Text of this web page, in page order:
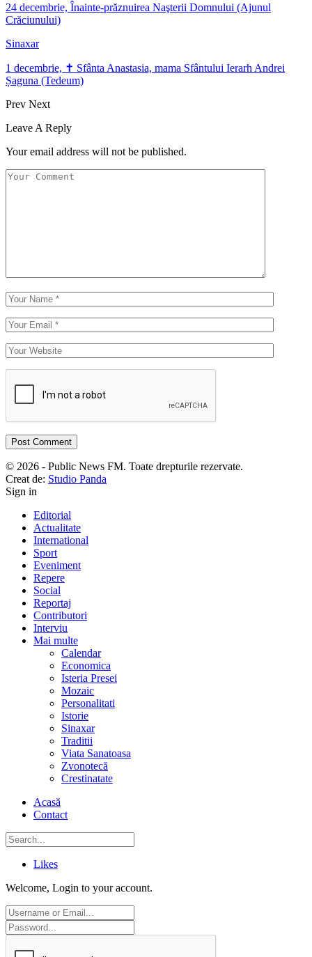
24 decembrie, Înainte-prăznuirea Naşterii Domnului (Ajunul
Crăciunului)
Sinaxar
1 decembrie, ✝ Sfânta Anastasia, mama Sfântului Ierarh Andrei
Șaguna (Tedeum)
Prev Next
Leave A Reply
Your email address will not be published.
© 2026 - Public News FM. Toate drepturile rezervate.
Creat de: Studio Panda
Sign in
Editorial
Actualitate
International
Sport
Eveniment
Repere
Social
Reportaj
Contributori
Interviu
Mai multe
Calendar
Economica
Isteria Presei
Mozaic
Personalitati
Istorie
Sinaxar
Traditii
Viata Sanatoasa
Zvonotecă
Crestinatate
Acasă
Contact
Likes
Welcome, Login to your account.